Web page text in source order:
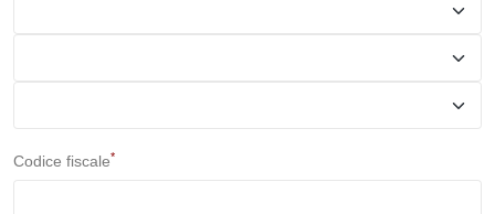
Codice fiscale*